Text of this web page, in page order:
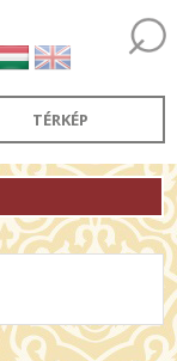
TÉRKÉP